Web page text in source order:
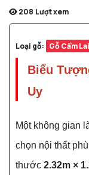
208 Lượt xem
Loại gỗ: Gỗ Cẩm Lai
Biểu
Uy
Một không gian
chọn nội thất
thước 2.32m ×